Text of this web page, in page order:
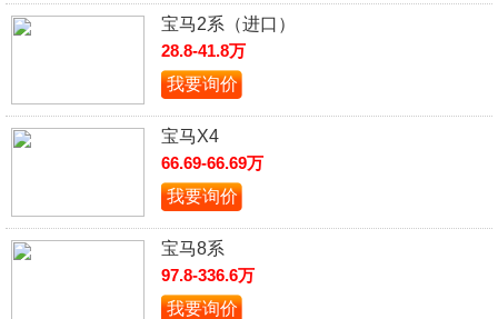
宝马2系（进口）
28.8-41.8万
我要询价
宝马X4
66.69-66.69万
我要询价
宝马8系
97.8-336.6万
我要询价